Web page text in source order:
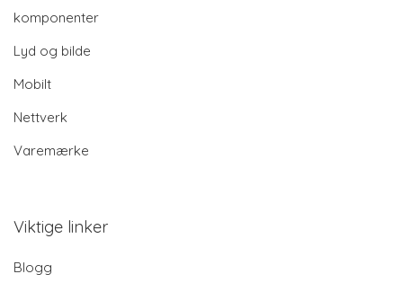
komponenter
Lyd og bilde
Mobilt
Nettverk
Varemærke
Viktige linker
Blogg